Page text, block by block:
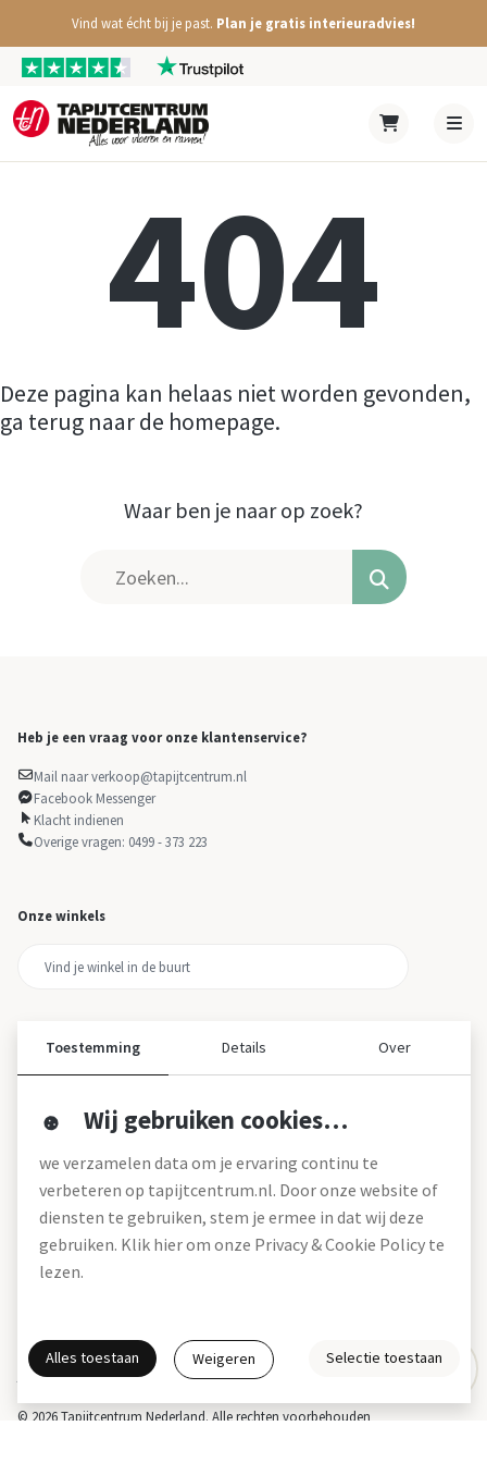
Vind wat écht bij je past. Plan je gratis interieuradvies!
404
Deze pagina kan helaas niet worden gevonden,
ga terug naar de homepage.
Waar ben je naar op zoek?
Heb je een vraag voor onze klantenservice?
Mail naar verkoop@tapijtcentrum.nl
Facebook Messenger
Klacht indienen
Overige vragen: 0499 - 373 223
Onze winkels
Over tapijtcentrum
Werken bij
Montageservice
Blog
© 2026 Tapijtcentrum Nederland. Alle rechten voorbehouden
Actie- en betalingsvoorwaarden * Disclaimer
Gratis interieuradvies
Toestemming Details Over
Wij gebruiken cookies…
we verzamelen data om je ervaring continu te
verbeteren op tapijtcentrum.nl. Door onze website of
diensten te gebruiken, stem je ermee in dat wij deze
gebruiken. Klik hier om onze Privacy & Cookie Policy te
lezen.
Alles toestaan Weigeren Selectie toestaan